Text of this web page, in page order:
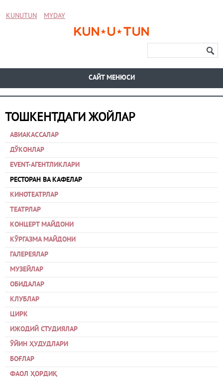
KUNUTUN MYDAY
CАЙТ МЕНЮСИ
ТОШКЕНТДАГИ ЖОЙЛАР
АВИАКАССАЛАР
ДЎКОНЛАР
EVENT-АГЕНТЛИКЛАРИ
РЕСТОРАН ВА КАФЕЛАР
КИНОТЕАТРЛАР
ТЕАТРЛАР
КОНЦЕРТ МАЙДОНИ
КЎРГАЗМА МАЙДОНИ
ГАЛЕРЕЯЛАР
МУЗЕЙЛАР
ОБИДАЛАР
КЛУБЛАР
ЦИРК
ИЖОДИЙ СТУДИЯЛАР
ЎЙИН ҲУДУДЛАРИ
БОҒЛАР
ФАОЛ ҲОРДИҚ